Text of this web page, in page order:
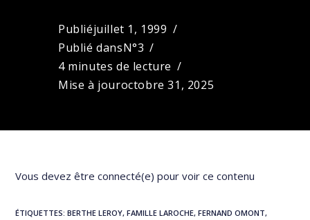
Publiéjuillet 1, 1999
Publié dansN°3
4 minutes de lecture
Mise à jouroctobre 31, 2025
Vous devez être connecté(e) pour voir ce contenu
ÉTIQUETTES:BERTHE LEROY, FAMILLE LAROCHE, FERNAND OMONT,